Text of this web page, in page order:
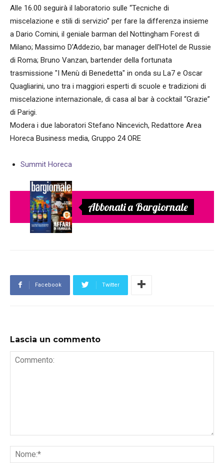
Alle 16.00 seguirà il laboratorio sulle “Tecniche di
miscelazione e stili di servizio” per fare la differenza insieme
a Dario Comini, il geniale barman del Nottingham Forest di
Milano; Massimo D'Addezio, bar manager dell'Hotel de Russie
di Roma; Bruno Vanzan, bartender della fortunata
trasmissione "I Menù di Benedetta" in onda su La7 e Oscar
Quagliarini, uno tra i maggiori esperti di scuole e tradizioni di
miscelazione internazionale, di casa al bar à cocktail “Grazie”
di Parigi.
Modera i due laboratori Stefano Nincevich, Redattore Area
Horeca Business media, Gruppo 24 ORE
Summit Horeca
Abbonati a Bargiornale
Facebook Twitter
Lascia un commento